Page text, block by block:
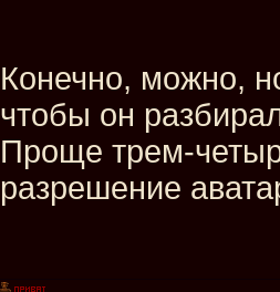
Конечно, можно,
чтобы он
Проще трем-
разрешение